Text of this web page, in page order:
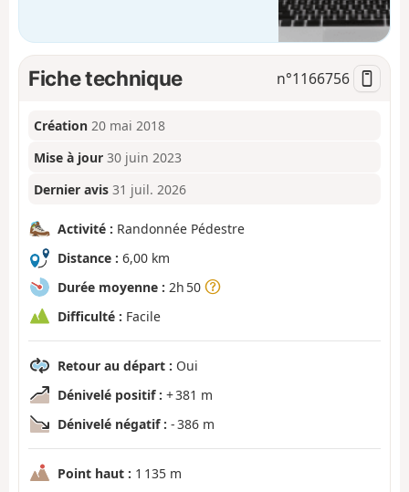
Fiche technique n°1166756
Création 20 mai 2018
Mise à jour 30 juin 2023
Dernier avis 31 juil. 2026
Activité : Randonnée Pédestre
Distance : 6,00 km
Durée moyenne : 2h 50
Difficulté : Facile
Retour au départ : Oui
Dénivelé positif : + 381 m
Dénivelé négatif : - 386 m
Point haut : 1 135 m